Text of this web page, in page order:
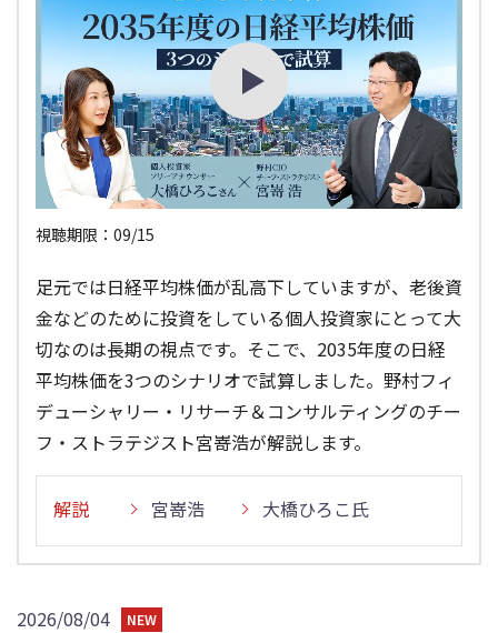
視聴期限：09/15
足元では日経平均株価が乱高下していますが、老後資
金などのために投資をしている個人投資家にとって大
切なのは長期の視点です。そこで、2035年度の日経
平均株価を3つのシナリオで試算しました。野村フィ
デューシャリー・リサーチ＆コンサルティングのチー
フ・ストラテジスト宮嵜浩が解説します。
解説 宮嵜浩 大橋ひろこ氏
2026/08/04 NEW